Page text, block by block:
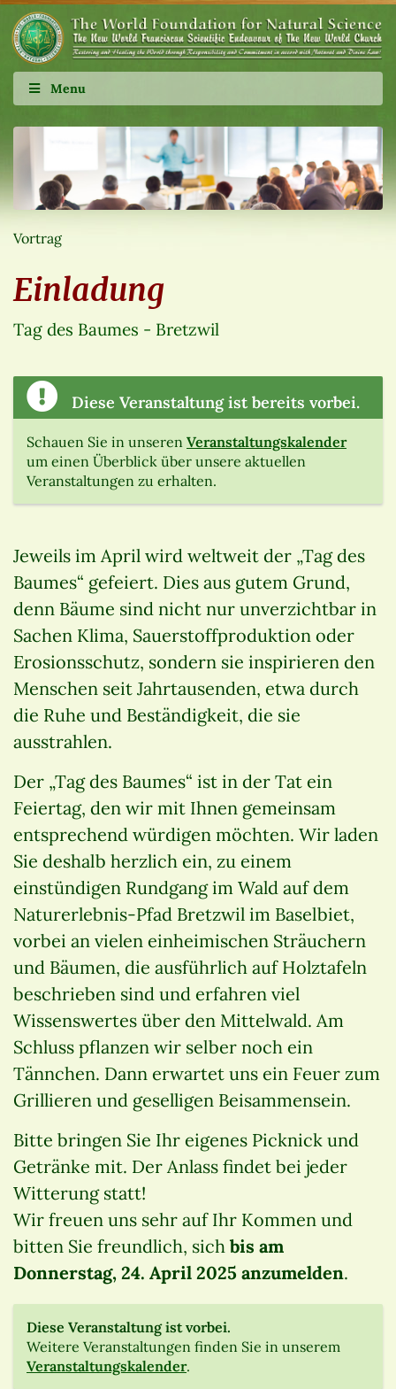
Menu
Vortrag
Einladung
Tag des Baumes - Bretzwil
Diese Veranstaltung ist bereits vorbei.
Schauen Sie in unseren Veranstaltungskalender
um einen Überblick über unsere aktuellen
Veranstaltungen zu erhalten.
Jeweils im April wird weltweit der „Tag des
Baumes“ gefeiert. Dies aus gutem Grund,
denn Bäume sind nicht nur unverzichtbar in
Sachen Klima, Sauerstoffproduktion oder
Erosionsschutz, sondern sie inspirieren den
Menschen seit Jahrtausenden, etwa durch
die Ruhe und Beständigkeit, die sie
ausstrahlen.
Der „Tag des Baumes“ ist in der Tat ein
Feiertag, den wir mit Ihnen gemeinsam
entsprechend würdigen möchten. Wir laden
Sie deshalb herzlich ein, zu einem
einstündigen Rundgang im Wald auf dem
Naturerlebnis-Pfad Bretzwil im Baselbiet,
vorbei an vielen einheimischen Sträuchern
und Bäumen, die ausführlich auf Holztafeln
beschrieben sind und erfahren viel
Wissenswertes über den Mittelwald. Am
Schluss pflanzen wir selber noch ein
Tännchen. Dann erwartet uns ein Feuer zum
Grillieren und geselligen Beisammensein.
Bitte bringen Sie Ihr eigenes Picknick und
Getränke mit. Der Anlass findet bei jeder
Witterung statt!
Wir freuen uns sehr auf Ihr Kommen und
bitten Sie freundlich, sich bis am
Donnerstag, 24. April 2025 anzumelden.
Diese Veranstaltung ist vorbei.
Weitere Veranstaltungen finden Sie in unserem
Veranstaltungskalender.